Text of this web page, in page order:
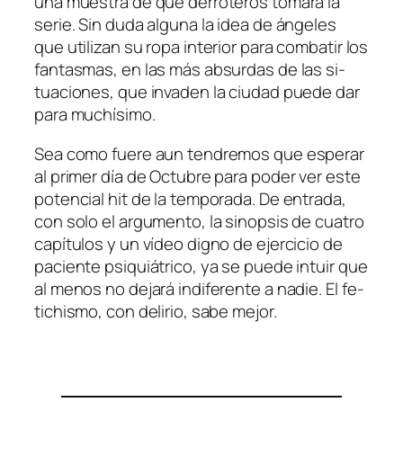
se­rie. Sin du­da al­gu­na la idea de án­ge­les
que uti­li­zan su ro­pa in­te­rior pa­ra com­ba­tir los
fan­tas­mas, en las más ab­sur­das de las si­
tua­cio­nes, que in­va­den la ciu­dad pue­de dar
pa­ra muchísimo.
Sea co­mo fue­re aun ten­dre­mos que es­pe­rar
al pri­mer día de Octubre pa­ra po­der ver es­te
po­ten­cial hit de la tem­po­ra­da. De en­tra­da,
con so­lo el ar­gu­men­to, la si­nop­sis de cua­tro
ca­pí­tu­los y un ví­deo digno de ejer­ci­cio de
pa­cien­te psi­quiá­tri­co, ya se pue­de in­tuir que
al me­nos no de­ja­rá in­di­fe­ren­te a na­die. El fe­
ti­chis­mo, con de­li­rio, sa­be mejor.